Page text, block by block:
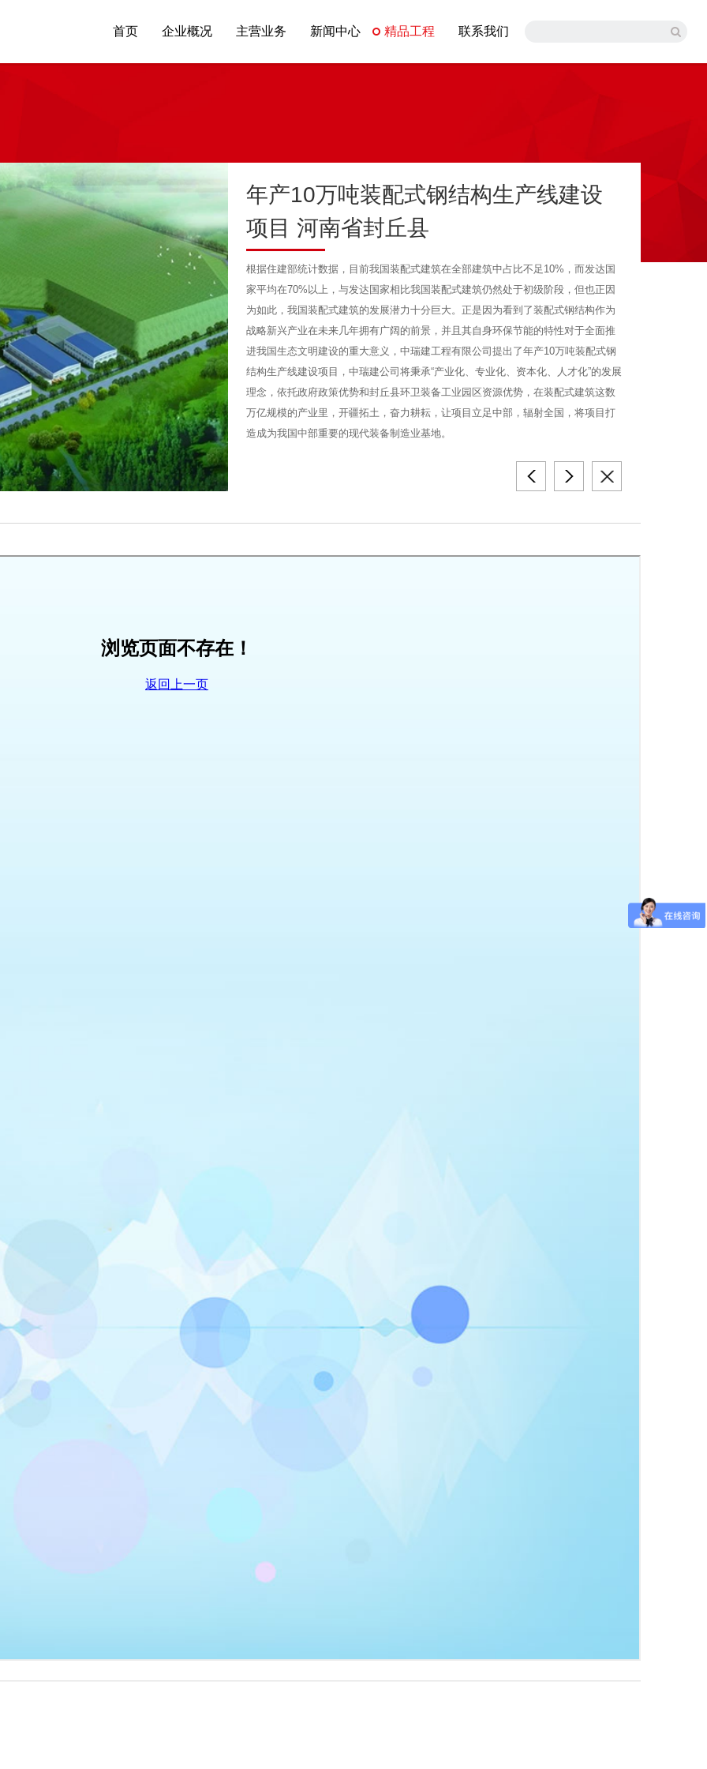
首页 企业概况 主营业务 新闻中心 精品工程 联系我们
年产10万吨装配式钢结构生产线建设
项目 河南省封丘县
根据住建部统计数据，目前我国装配式建筑在全部建筑中占比不足10%，而发达国
家平均在70%以上，与发达国家相比我国装配式建筑仍然处于初级阶段，但也正因
为如此，我国装配式建筑的发展潜力十分巨大。正是因为看到了装配式钢结构作为
战略新兴产业在未来几年拥有广阔的前景，并且其自身环保节能的特性对于全面推
进我国生态文明建设的重大意义，中瑞建工程有限公司提出了年产10万吨装配式钢
结构生产线建设项目，中瑞建公司将秉承“产业化、专业化、资本化、人才化”的发展
理念，依托政府政策优势和封丘县环卫装备工业园区资源优势，在装配式建筑这数
万亿规模的产业里，开疆拓土，奋力耕耘，让项目立足中部，辐射全国，将项目打
造成为我国中部重要的现代装备制造业基地。